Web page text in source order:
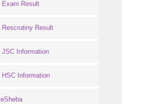
Exam Result
Rescrutiny Result
JSC Information
HSC Information
eSheba